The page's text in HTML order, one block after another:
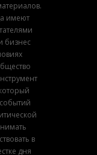
имеют
бизнес
в
дня